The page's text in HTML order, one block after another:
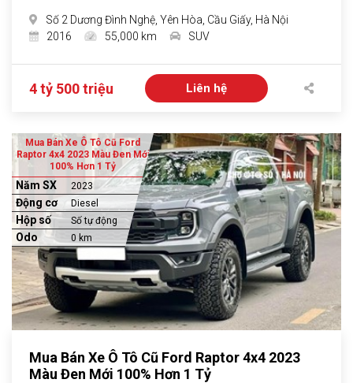
Số 2 Dương Đình Nghệ, Yên Hòa, Cầu Giấy, Hà Nội
2016
55,000 km SUV
4 tỷ 500 triệu Liên hệ
Mua Bán Xe Ô Tô Cũ Ford
Raptor 4x4 2023 Màu Đen Mới
100% Hơn 1 Tỷ
Năm SX 2023
Động cơ Diesel
Hộp số Số tự động
Odo 0 km
Mua Bán Xe Ô Tô Cũ Ford Raptor 4x4 2023
Màu Đen Mới 100% Hơn 1 Tỷ